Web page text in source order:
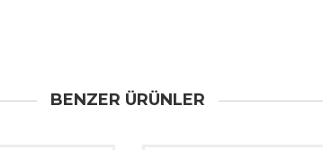
BENZER ÜRÜNLER